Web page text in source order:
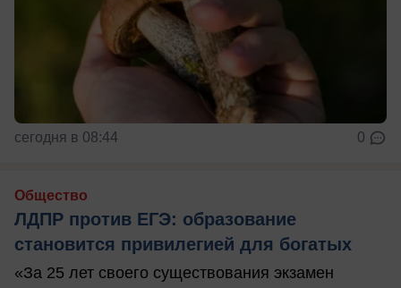
сегодня в 08:44 0
Общество
ЛДПР против ЕГЭ: образование
становится привилегией для богатых
«За 25 лет своего существования экзамен